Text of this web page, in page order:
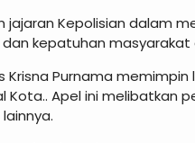
Kepolisian dalam
dan kepatuhan
Krisna Purnama
Apel ini melibatkan